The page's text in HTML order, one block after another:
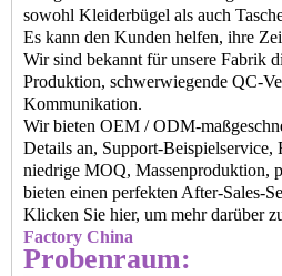
sowohl Kleiderbügel als auch
Es kann den Kunden helfen, ihre
Wir sind bekannt für unsere Fabrik
Produktion, schwerwiegende QC-
Kommunikation.
Wir bieten OEM / ODM-
Details an, Support-Beispielservice,
niedrige MOQ, Massenproduktion,
bieten einen perfekten After-Sales-
Klicken Sie hier, um mehr darüber
Factory China
Probenraum: